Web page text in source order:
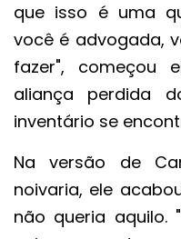
que isso é uma
você é advogada,
fazer", começou
aliança perdida
inventário se
Na versão de
noivaria, ele
não queria aquilo.